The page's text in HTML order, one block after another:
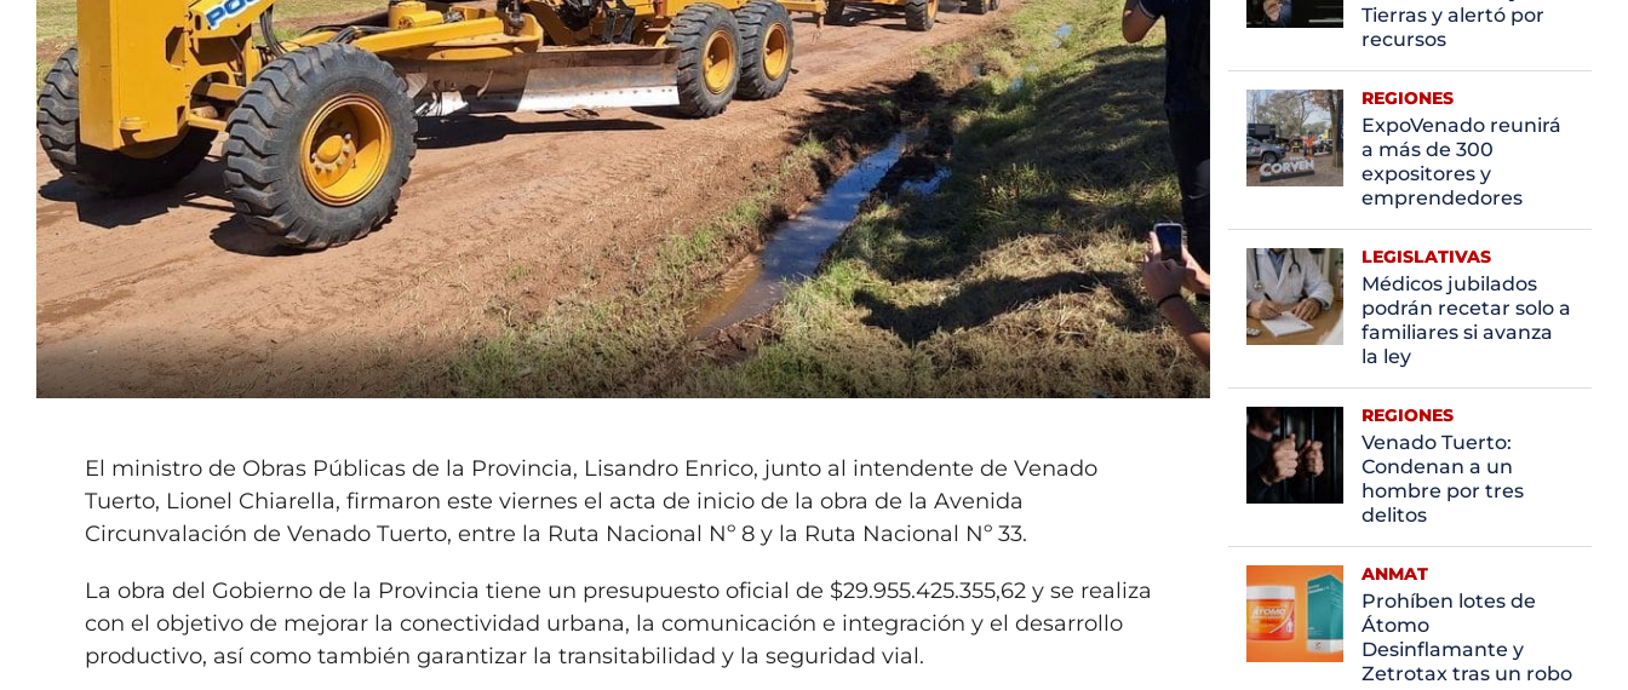
El ministro de Obras Públicas de la Provincia, Lisandro Enrico, junto al intendente de Venado
Tuerto, Lionel Chiarella, firmaron este viernes el acta de inicio de la obra de la Avenida
Circunvalación de Venado Tuerto, entre la Ruta Nacional Nº 8 y la Ruta Nacional Nº 33.
La obra del Gobierno de la Provincia tiene un presupuesto oficial de $29.955.425.355,62 y se realiza
con el objetivo de mejorar la conectividad urbana, la comunicación e integración y el desarrollo
productivo, así como también garantizar la transitabilidad y la seguridad vial.
Tierras y alertó por
recursos
REGIONES
ExpoVenado reunirá
a más de 300
expositores y
emprendedores
LEGISLATIVAS
Médicos jubilados
podrán recetar solo a
familiares si avanza
la ley
REGIONES
Venado Tuerto:
Condenan a un
hombre por tres
delitos
ANMAT
Prohíben lotes de
Átomo
Desinflamante y
Zetrotax tras un robo